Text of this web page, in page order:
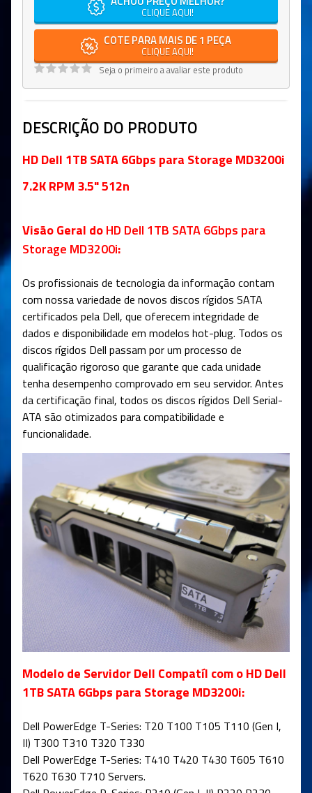
CLIQUE AQUI!
COTE PARA MAIS DE 1 PEÇA
CLIQUE AQUI!
Seja o primeiro a avaliar este produto
DESCRIÇÃO DO PRODUTO
HD Dell 1TB SATA 6Gbps para Storage MD3200i
7.2K RPM 3.5" 512n
Visão Geral doHD Dell 1TB SATA 6Gbps para
Storage MD3200i:
Os profissionais de tecnologia da informação contam
com nossa variedade de novos discos rígidos SATA
certificados pela Dell, que oferecem integridade de
dados e disponibilidade em modelos hot-plug. Todos os
discos rígidos Dell passam por um processo de
qualificação rigoroso que garante que cada unidade
tenha desempenho comprovado em seu servidor. Antes
da certificação final, todos os discos rígidos Dell Serial-
ATA são otimizados para compatibilidade e
funcionalidade.
Modelo de Servidor Dell Compatíl com o HD Dell
1TB SATA 6Gbps para Storage MD3200i:
Dell PowerEdge T-Series: T20 T100 T105 T110 (Gen I,
II) T300 T310 T320 T330
Dell PowerEdge T-Series: T410 T420 T430 T605 T610
T620 T630 T710 Servers.